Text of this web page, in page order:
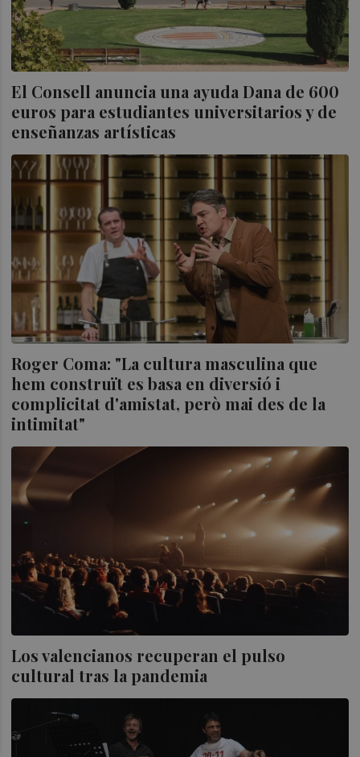
El Consell anuncia una ayuda Dana de 600
euros para estudiantes universitarios y de
enseñanzas artísticas
Roger Coma: "La cultura masculina que
hem construït es basa en diversió i
complicitat d'amistat, però mai des de la
intimitat"
Los valencianos recuperan el pulso
cultural tras la pandemia